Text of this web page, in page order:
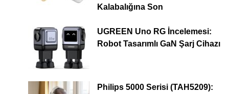
Kalabalığına Son
UGREEN Uno RG İncelemesi:
Robot Tasarımlı GaN Şarj Cihazı
Philips 5000 Serisi (TAH5209):